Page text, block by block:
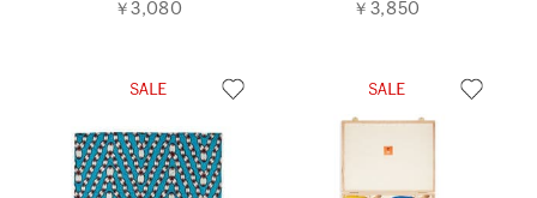
￥3,080
￥3,850